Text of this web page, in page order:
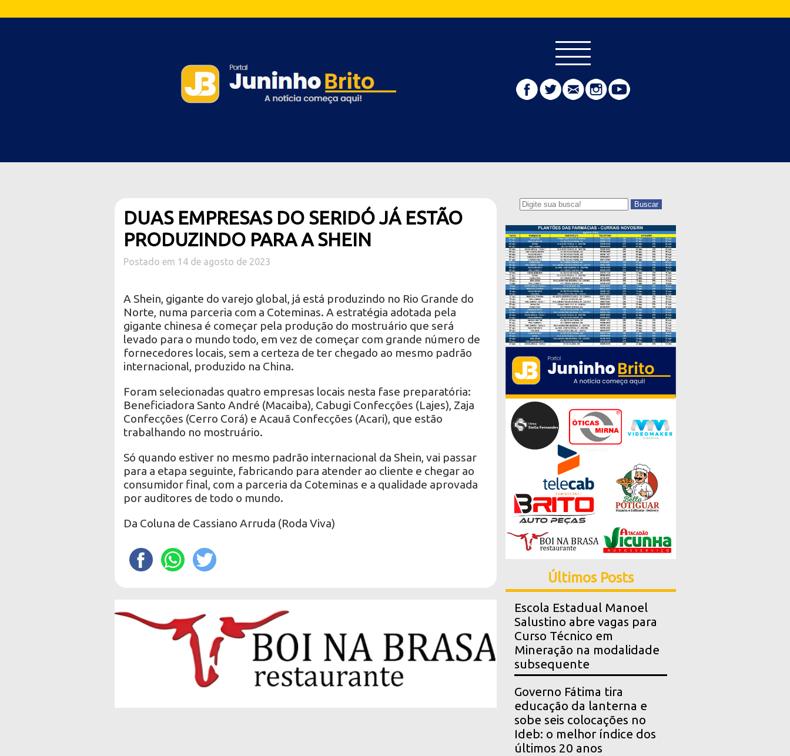
DUAS EMPRESAS DO SERIDÓ JÁ ESTÃO
PRODUZINDO PARA A SHEIN
Postado em 14 de agosto de 2023
A Shein, gigante do varejo global, já está produzindo no Rio Grande do
Norte, numa parceria com a Coteminas. A estratégia adotada pela
gigante chinesa é começar pela produção do mostruário que será
levado para o mundo todo, em vez de começar com grande número de
fornecedores locais, sem a certeza de ter chegado ao mesmo padrão
internacional, produzido na China.
Foram selecionadas quatro empresas locais nesta fase preparatória:
Beneficiadora Santo André (Macaiba), Cabugi Confecções (Lajes), Zaja
Confecções (Cerro Corá) e Acauã Confecções (Acari), que estão
trabalhando no mostruário.
Só quando estiver no mesmo padrão internacional da Shein, vai passar
para a etapa seguinte, fabricando para atender ao cliente e chegar ao
consumidor final, com a parceria da Coteminas e a qualidade aprovada
por auditores de todo o mundo.
Da Coluna de Cassiano Arruda (Roda Viva)
Buscar
Últimos Posts
Escola Estadual Manoel
Salustino abre vagas para
Curso Técnico em
Mineração na modalidade
subsequente
Governo Fátima tira
educação da lanterna e
sobe seis colocações no
Ideb: o melhor índice dos
últimos 20 anos